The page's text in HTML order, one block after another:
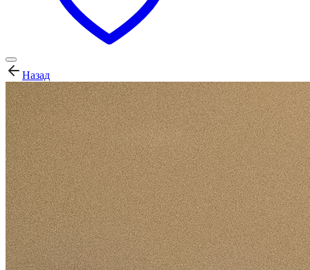
Назад